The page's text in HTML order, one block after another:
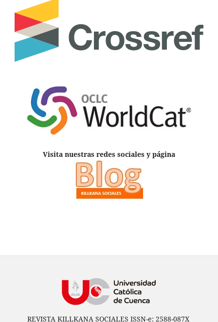
Visita nuestras redes sociales y página
REVISTA KILLKANA SOCIALES ISSN-e: 2588-087X